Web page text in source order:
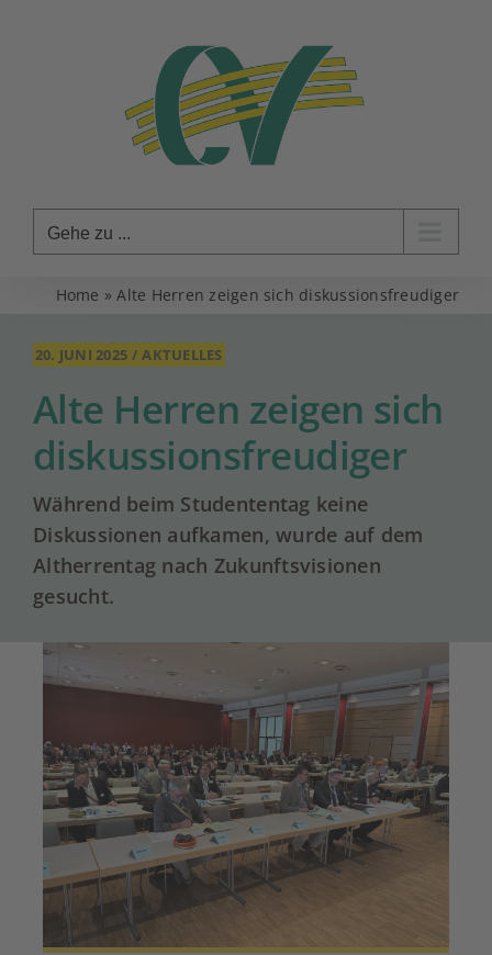
Gehe zu ...
Home »Alte Herren zeigen sich diskussionsfreudiger
20. JUNI 2025 / AKTUELLES
Alte Herren zeigen sich
diskussionsfreudiger
Während beim Studententag keine
Diskussionen aufkamen, wurde auf dem
Altherrentag nach Zukunftsvisionen
gesucht.